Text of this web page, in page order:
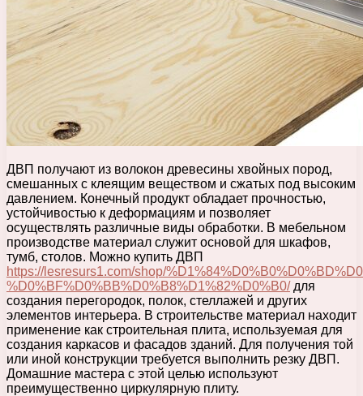
ДВП получают из волокон древесины хвойных пород,
смешанных с клеящим веществом и сжатых под высоким
давлением. Конечный продукт обладает прочностью,
устойчивостью к деформациям и позволяет
осуществлять различные виды обработки. В мебельном
производстве материал служит основой для шкафов,
тумб, столов. Можно купить ДВП
https://lesresurs1.com/shop/
%D0%BF%D0%BB%D0%B8%D1%82%D0%B0/для
создания перегородок, полок, стеллажей и других
элементов интерьера. В строительстве материал находит
применение как строительная плита, используемая для
создания каркасов и фасадов зданий. Для получения той
или иной конструкции требуется выполнить резку ДВП.
Домашние мастера с этой целью используют
преимущественно циркулярную плиту.